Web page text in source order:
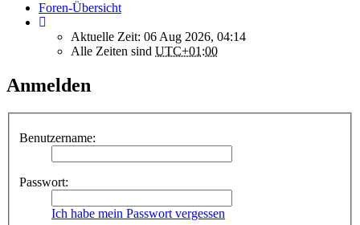
Foren-Übersicht
Aktuelle Zeit: 06 Aug 2026, 04:14
Alle Zeiten sind UTC+01:00
Anmelden
Benutzername:
Passwort:
Ich habe mein Passwort vergessen